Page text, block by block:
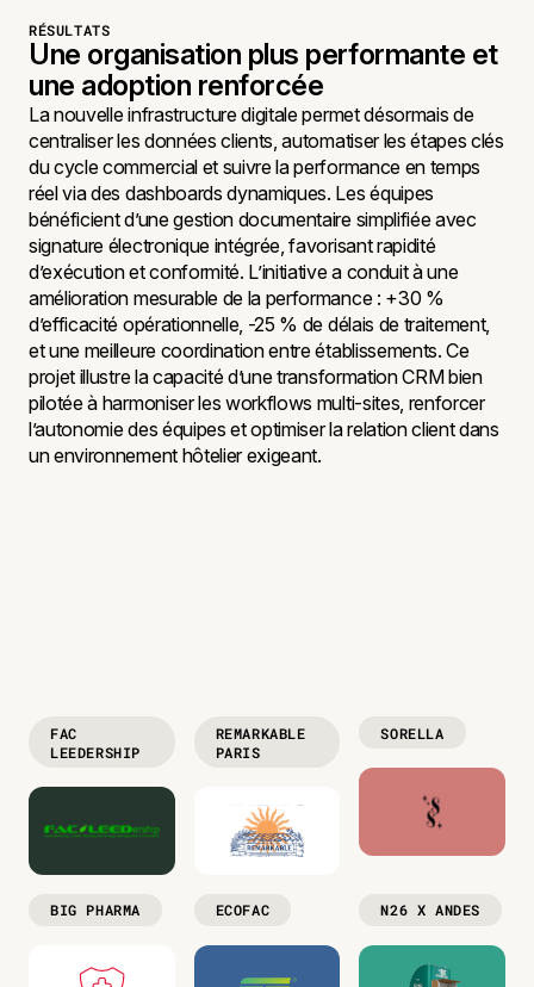
RÉSULTATS
Une organisation plus performante et
une adoption renforcée
La nouvelle infrastructure digitale permet désormais de
centraliser les données clients, automatiser les étapes clés
du cycle commercial et suivre la performance en temps
réel via des dashboards dynamiques. Les équipes
bénéficient d’une gestion documentaire simplifiée avec
signature électronique intégrée, favorisant rapidité
d’exécution et conformité. L’initiative a conduit à une
amélioration mesurable de la performance : +30 %
d’efficacité opérationnelle, -25 % de délais de traitement,
et une meilleure coordination entre établissements. Ce
projet illustre la capacité d’une transformation CRM bien
pilotée à harmoniser les workflows multi-sites, renforcer
l’autonomie des équipes et optimiser la relation client dans
un environnement hôtelier exigeant.
FAC
LEEDERSHIP
REMARKABLE
PARIS
SORELLA
BIG PHARMA ECOFAC N26 X ANDES